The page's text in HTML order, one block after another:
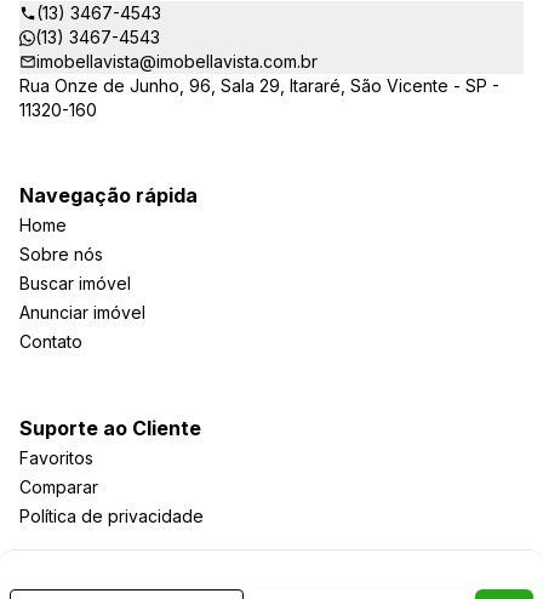
(13) 3467-4543
(13) 3467-4543
imobellavista@imobellavista.com.br
Rua Onze de Junho, 96, Sala 29, Itararé, São Vicente - SP -
11320-160
Navegação rápida
Home
Sobre nós
Buscar imóvel
Anunciar imóvel
Contato
Suporte ao Cliente
Favoritos
Comparar
Política de privacidade